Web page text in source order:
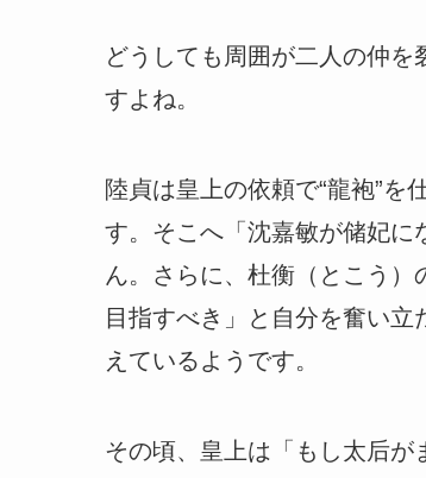
どうしても周囲が二人の仲
すよね。
陸貞は皇上の依頼で“龍袍”を
す。そこへ「沈嘉敏が储妃に
ん。さらに、杜衡（とこう
目指すべき」と自分を奮い
えているようです。
その頃、皇上は「もし太后が